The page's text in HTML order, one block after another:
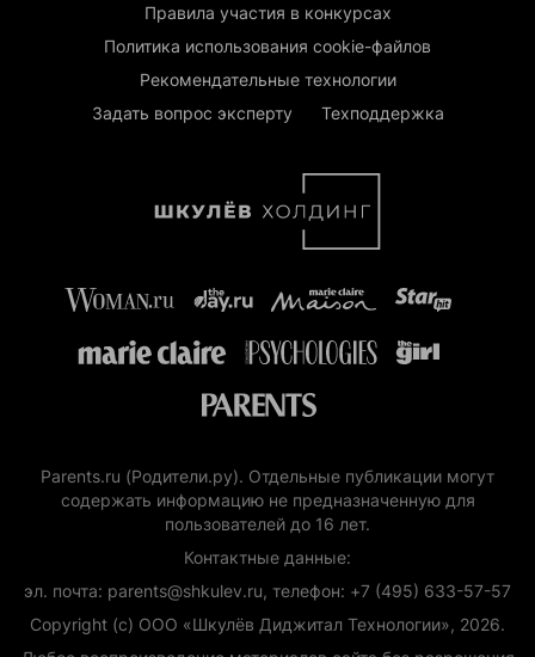
Правила участия в конкурсах
Политика использования cookie-файлов
Рекомендательные технологии
Задать вопрос эксперту
Техподдержка
Parents.ru (Родители.ру). Отдельные публикации могут
содержать информацию не предназначенную для
пользователей до 16 лет.
Контактные данные:
эл. почта: parents@shkulev.ru, телефон: +7 (495) 633-57-57
Copyright (с) ООО «Шкулёв Диджитал Технологии», 2026.